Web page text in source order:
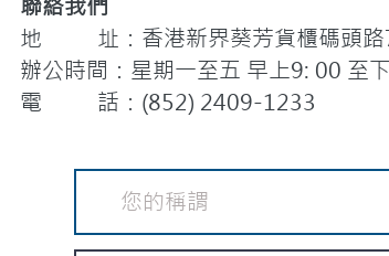
聯絡我們
地 址：香港新界葵芳貨櫃碼頭路
辦公時間：星期一至五 早上9: 00 至
電 話：(852) 2409-1233